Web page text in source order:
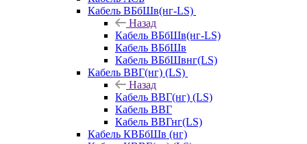
Кабель ВБбШв(нг-LS)
Назад
Кабель ВБбШв(нг-LS)
Кабель ВБбШв
Кабель ВБбШвнг(LS)
Кабель ВВГ(нг) (LS)
Назад
Кабель ВВГ(нг) (LS)
Кабель ВВГ
Кабель ВВГнг(LS)
Кабель КВБбШв (нг)